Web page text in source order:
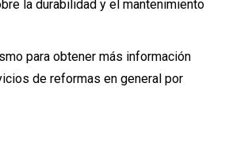
la durabilidad y el mantenimiento
para obtener más información
de reformas en general por